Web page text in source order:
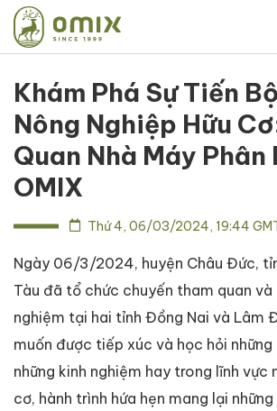
Khám Phá Sự Tiến
Nông Nghiệp Hữu
Quan Nhà Máy Phân
OMIX
Thứ 4, 06/03/2024, 19:44
Ngày 06/3/2024, huyện Châu Đức,
Tàu đã tổ chức chuyến tham quan
nghiệm tại hai tỉnh Đồng Nai và Lâm
muốn được tiếp xúc và học hỏi những
những kinh nghiệm hay trong lĩnh vực
cơ, hành trình hứa hẹn mang lại